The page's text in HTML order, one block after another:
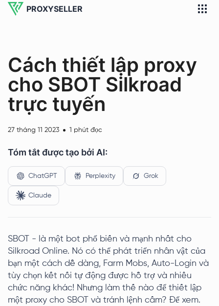
PROXYSELLER
Cách thiết lập proxy
cho SBOT Silkroad
trực tuyến
27 tháng 11 2023 1 phút đọc
Tóm tắt được tạo bởi AI:
ChatGPT Perplexity Grok
Claude
SBOT - là một bot phổ biến và mạnh nhất cho
Silkroad Online. Nó có thể phát triển nhân vật của
bạn một cách dễ dàng, Farm Mobs, Auto-Login và
tùy chọn kết nối tự động được hỗ trợ và nhiều
chức năng khác! Nhưng làm thế nào để thiết lập
một proxy cho SBOT và tránh lệnh cấm? Để xem.